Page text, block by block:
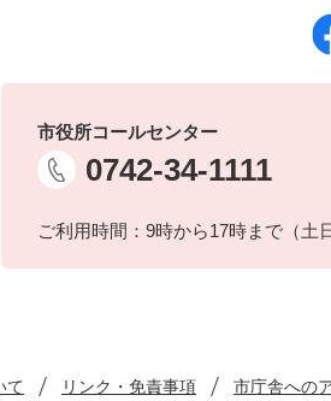
市役所コールセンター
0742-34-1111
ご利用時間：9時から17時まで（土
て リンク・免責事項 市庁舎への